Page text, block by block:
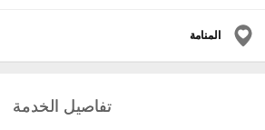
المنامة
تفاصيل الخدمة